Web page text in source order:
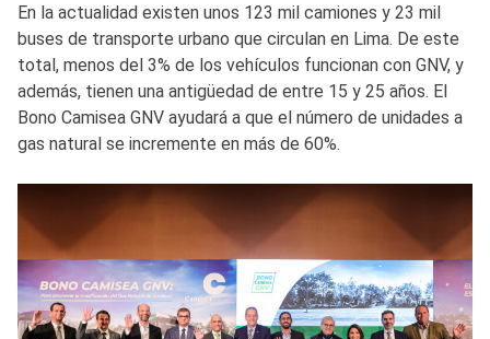
En la actualidad existen unos 123 mil camiones y 23 mil
buses de transporte urbano que circulan en Lima. De este
total, menos del 3% de los vehículos funcionan con GNV, y
además, tienen una antigüedad de entre 15 y 25 años. El
Bono Camisea GNV ayudará a que el número de unidades a
gas natural se incremente en más de 60%.